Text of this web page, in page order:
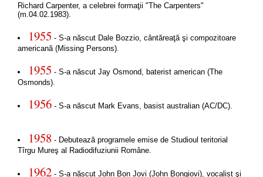
Richard Carpenter, a celebrei formaţii "The Carpenters"
(m.04.02.1983).
1955 - S-a născut Dale Bozzio, cântăreaţă şi compozitoare
americană (Missing Persons).
1955 - S-a născut Jay Osmond, baterist american (The
Osmonds).
1956- S-a născut Mark Evans, basist australian (AC/DC).
1958- Debutează programele emise de Studioul teritorial
Tîrgu Mureş al Radiodifuziunii Române.
1962- S-a născut John Bon Jovi (John Bongiovi), vocalist şi